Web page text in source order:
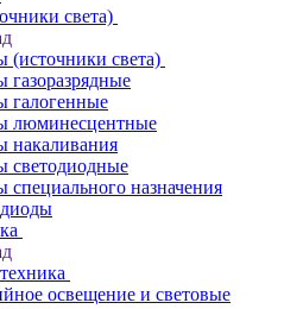
света)
(источники света)
газоразрядные
галогенные
люминесцентные
накаливания
светодиодные
специального назначения
освещение и световые